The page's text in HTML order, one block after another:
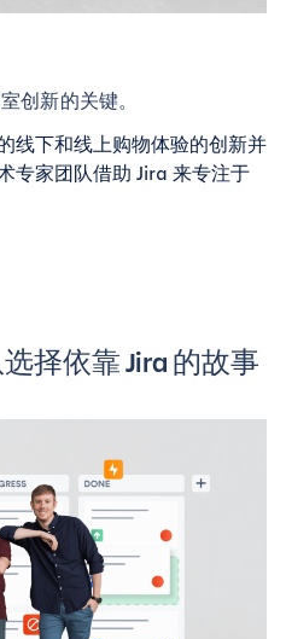
创新的关键。
线下和线上购物体验的创新并
专家团队借助 Jira 来专注于
择依靠 Jira 的故事